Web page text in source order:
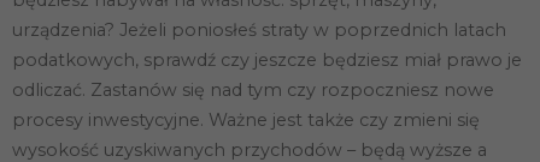
urządzenia? Jeżeli poniosłeś straty w poprzednich latach
podatkowych, sprawdź czy jeszcze będziesz miał prawo je
odliczać. Zastanów się nad tym czy rozpoczniesz nowe
procesy inwestycyjne. Ważne jest także czy zmieni się
wysokość uzyskiwanych przychodów – będą wyższe a